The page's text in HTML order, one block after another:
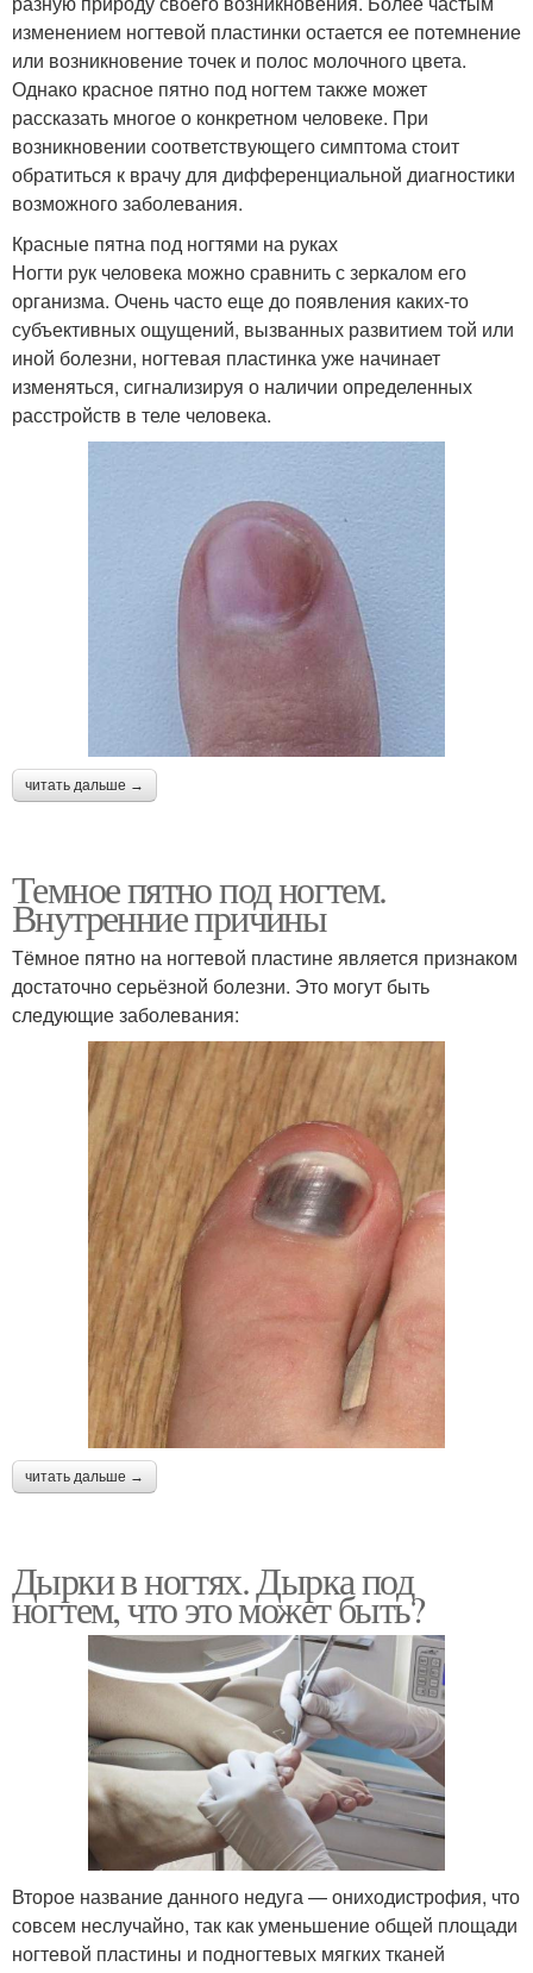
изменением ногтевой пластинки остается ее потемнение
или возникновение точек и полос молочного цвета.
Однако красное пятно под ногтем также может
рассказать многое о конкретном человеке. При
возникновении соответствующего симптома стоит
обратиться к врачу для дифференциальной диагностики
возможного заболевания.
Красные пятна под ногтями на руках
Ногти рук человека можно сравнить с зеркалом его
организма. Очень часто еще до появления каких-то
субъективных ощущений, вызванных развитием той или
иной болезни, ногтевая пластинка уже начинает
изменяться, сигнализируя о наличии определенных
расстройств в теле человека.
читать дальше →
Темное пятно под ногтем.
Внутренние причины
Тёмное пятно на ногтевой пластине является признаком
достаточно серьёзной болезни. Это могут быть
следующие заболевания:
читать дальше →
Дырки в ногтях. Дырка под
ногтем, что это может быть?
Второе название данного недуга — ониходистрофия, что
совсем неслучайно, так как уменьшение общей площади
ногтевой пластины и подногтевых мягких тканей